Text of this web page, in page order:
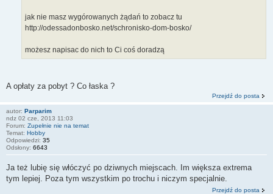
jak nie masz wygórowanych żądań to zobacz tu
http://odessadonbosko.net/schronisko-dom-bosko/
możesz napisac do nich to Ci coś doradzą
A opłaty za pobyt ? Co łaska ?
Przejdź do posta
autor: Parparim
ndz 02 cze, 2013 11:03
Forum: Zupełnie nie na temat
Temat: Hobby
Odpowiedzi: 35
Odsłony: 6643
Ja też lubię się włóczyć po dziwnych miejscach. Im większa extrema
tym lepiej. Poza tym wszystkim po trochu i niczym specjalnie.
Przejdź do posta